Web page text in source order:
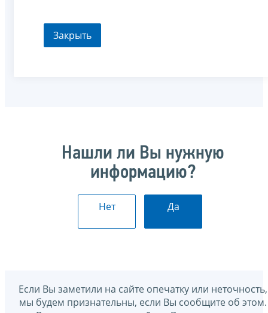
Закрыть
Нашли ли Вы нужную
информацию?
Нет Да
Если Вы заметили на сайте опечатку или неточность,
мы будем признательны, если Вы сообщите об этом.